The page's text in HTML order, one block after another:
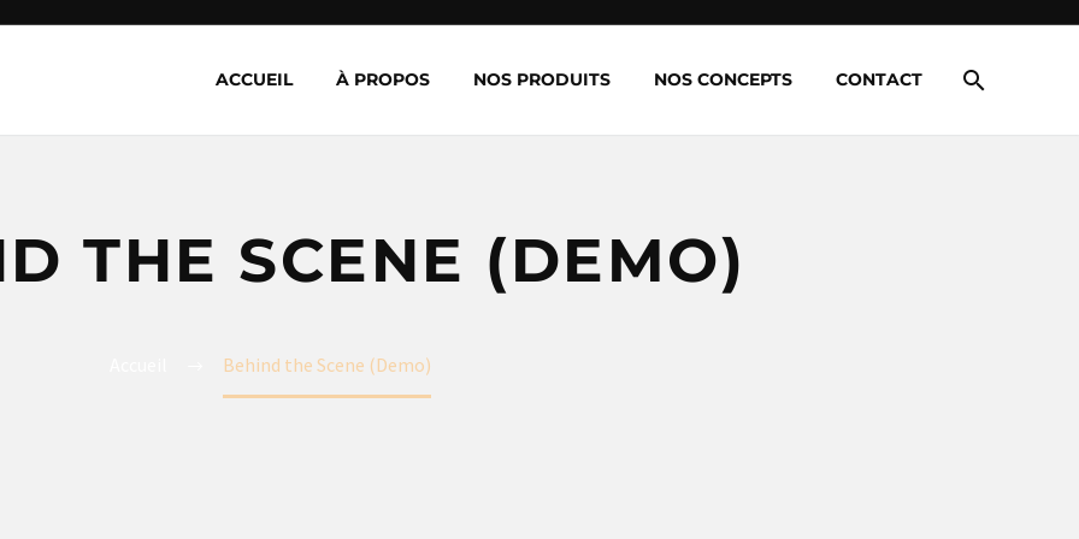
ACCUEIL À PROPOS NOS PRODUITS NOS CONCEPTS CONTACT
THE SCENE (DEMO)
Behind the Scene (Demo)